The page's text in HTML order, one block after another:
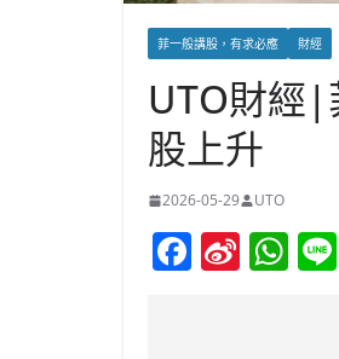
菲一般講股，有求必應 財經
UTO財經|
股上升
2026-05-29 UTO
F Si W